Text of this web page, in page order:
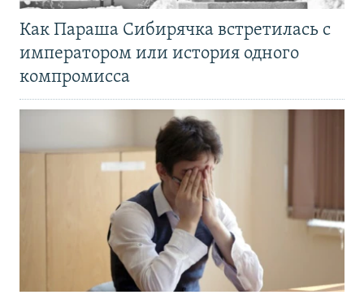
Как Параша Сибирячка встретилась с
императором или история одного
компромисса